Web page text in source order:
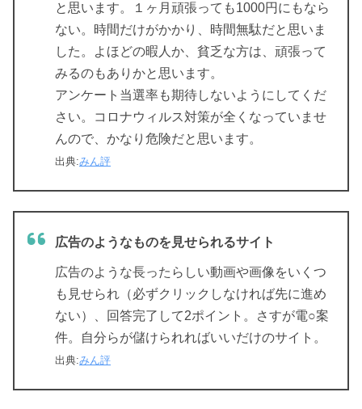
と思います。１ヶ月頑張っても1000円にもなら
ない。時間だけがかかり、時間無駄だと思いま
した。よほどの暇人か、貧乏な方は、頑張って
みるのもありかと思います。
アンケート当選率も期待しないようにしてくだ
さい。コロナウィルス対策が全くなっていませ
んので、かなり危険だと思います。
出典:みん評
広告のようなものを見せられるサイト
広告のような長ったらしい動画や画像をいくつ
も見せられ（必ずクリックしなければ先に進め
ない）、回答完了して2ポイント。さすが電○案
件。自分らが儲けられればいいだけのサイト。
出典:みん評